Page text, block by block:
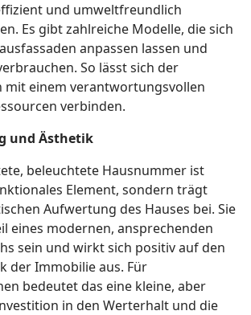
und umweltfreundlich
Es gibt zahlreiche Modelle, die sich
anpassen lassen und
So lässt sich der
einem verantwortungsvollen
verbinden.
und Ästhetik
beleuchtete Hausnummer ist
Element, sondern trägt
Aufwertung des Hauses bei. Sie
eines modernen, ansprechenden
sein und wirkt sich positiv auf den
der Immobilie aus. Für
bedeutet das eine kleine, aber
in den Werterhalt und die